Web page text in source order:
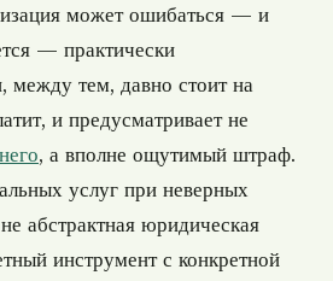
может ошибаться — и
— практически
между тем, давно стоит на
и предусматривает не
, а вполне ощутимый штраф.
услуг при неверных
абстрактная юридическая
инструмент с конкретной